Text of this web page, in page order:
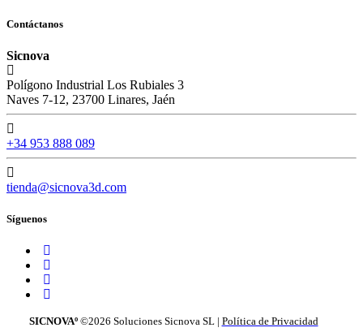
Contáctanos
Sicnova
Polígono Industrial Los Rubiales 3
Naves 7-12, 23700 Linares, Jaén
+34 953 888 089
tienda@sicnova3d.com
Síguenos
SICNOVAº©2026 Soluciones Sicnova SL | Política de Privacidad